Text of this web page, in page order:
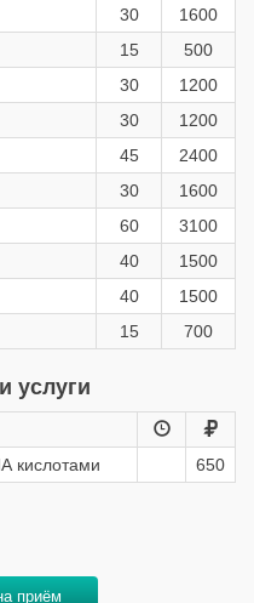
30
1600
15
500
30
1200
30
1200
45
2400
30
1600
60
3100
40
1500
40
1500
15 700
услуги
кислотами 650
приём